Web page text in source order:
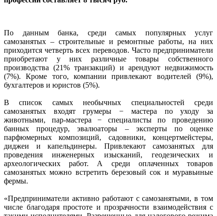
По данным банка, среди самых популярных услуг
самозанятых – строительные и ремонтные работы, на них
приходится четверть всех переводов. Часто предприниматели
приобретают у них различные товары собственного
производства (21% транзакций) и арендуют недвижимость
(7%). Кроме того, компании привлекают водителей (9%),
бухгалтеров и юристов (5%).
В список самых необычных специальностей среди
самозанятых входят грумеры − мастера по уходу за
животными, пар-мастера − специалисты по проведению
банных процедур, эвалюаторы – эксперты по оценке
парфюмерных композиций, садовники, концертмейстеры,
диджеи и капельдинеры. Привлекают самозанятых для
проведения инженерных изысканий, геодезических и
археологических работ. А среди оплаченных товаров
самозанятых можно встретить березовый сок и муравьиные
фермы.
«Предприниматели активно работают с самозанятыми, в том
числе благодаря простоте и прозрачности взаимодействия с